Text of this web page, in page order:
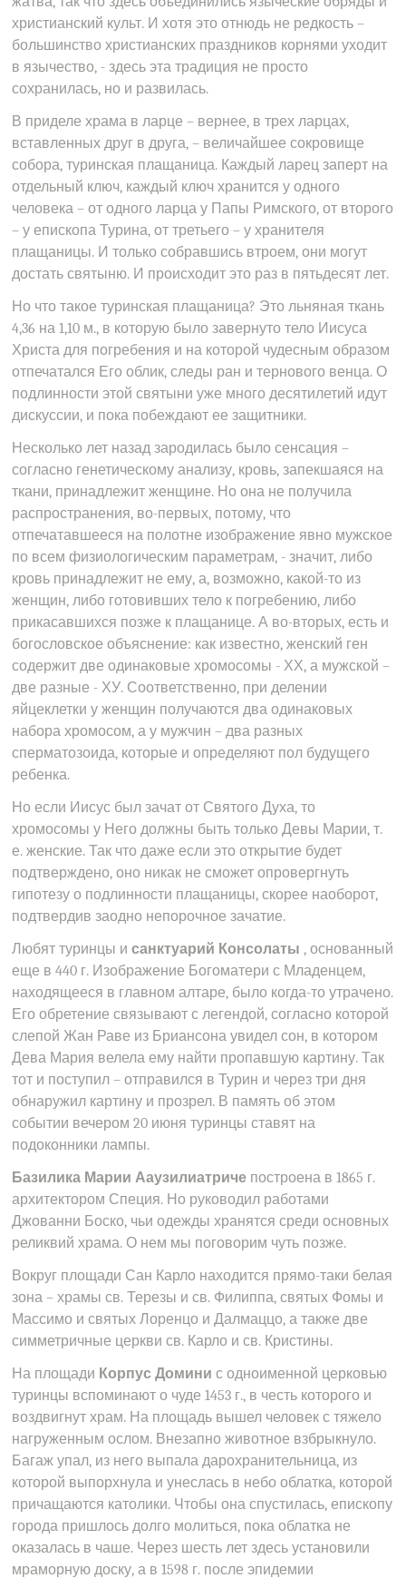
христианский культ. И хотя это отнюдь не редкость –
большинство христианских праздников корнями уходит
в язычество, - здесь эта традиция не просто
сохранилась, но и развилась.
В приделе храма в ларце – вернее, в трех ларцах,
вставленных друг в друга, – величайшее сокровище
собора, туринская плащаница. Каждый ларец заперт на
отдельный ключ, каждый ключ хранится у одного
человека – от одного ларца у Папы Римского, от второго
– у епископа Турина, от третьего – у хранителя
плащаницы. И только собравшись втроем, они могут
достать святыню. И происходит это раз в пятьдесят лет.
Но что такое туринская плащаница? Это льняная ткань
4,36 на 1,10 м., в которую было завернуто тело Иисуса
Христа для погребения и на которой чудесным образом
отпечатался Его облик, следы ран и тернового венца. О
подлинности этой святыни уже много десятилетий идут
дискуссии, и пока побеждают ее защитники.
Несколько лет назад зародилась было сенсация –
согласно генетическому анализу, кровь, запекшаяся на
ткани, принадлежит женщине. Но она не получила
распространения, во-первых, потому, что
отпечатавшееся на полотне изображение явно мужское
по всем физиологическим параметрам, - значит, либо
кровь принадлежит не ему, а, возможно, какой-то из
женщин, либо готовивших тело к погребению, либо
прикасавшихся позже к плащанице. А во-вторых, есть и
богословское объяснение: как известно, женский ген
содержит две одинаковые хромосомы - ХХ, а мужской –
две разные - ХУ. Соответственно, при делении
яйцеклетки у женщин получаются два одинаковых
набора хромосом, а у мужчин – два разных
сперматозоида, которые и определяют пол будущего
ребенка.
Но если Иисус был зачат от Святого Духа, то
хромосомы у Него должны быть только Девы Марии, т.
е. женские. Так что даже если это открытие будет
подтверждено, оно никак не сможет опровергнуть
гипотезу о подлинности плащаницы, скорее наоборот,
подтвердив заодно непорочное зачатие.
Любят туринцы исанктуарий Консолаты , основанный
еще в 440 г. Изображение Богоматери с Младенцем,
находящееся в главном алтаре, было когда-то утрачено.
Его обретение связывают с легендой, согласно которой
слепой Жан Раве из Бриансона увидел сон, в котором
Дева Мария велела ему найти пропавшую картину. Так
тот и поступил – отправился в Турин и через три дня
обнаружил картину и прозрел. В память об этом
событии вечером 20 июня туринцы ставят на
подоконники лампы.
Базилика Марии Ааузилиатриче построена в 1865 г.
архитектором Специя. Но руководил работами
Джованни Боско, чьи одежды хранятся среди основных
реликвий храма. О нем мы поговорим чуть позже.
Вокруг площади Сан Карло находится прямо-таки белая
зона – храмы св. Терезы и св. Филиппа, святых Фомы и
Массимо и святых Лоренцо и Далмаццо, а также две
симметричные церкви св. Карло и св. Кристины.
На площади Корпус Домини с одноименной церковью
туринцы вспоминают о чуде 1453 г., в честь которого и
воздвигнут храм. На площадь вышел человек с тяжело
нагруженным ослом. Внезапно животное взбрыкнуло.
Багаж упал, из него выпала дарохранительница, из
которой выпорхнула и унеслась в небо облатка, которой
причащаются католики. Чтобы она спустилась, епископу
города пришлось долго молиться, пока облатка не
оказалась в чаше. Через шесть лет здесь установили
мраморную доску, а в 1598 г. после эпидемии